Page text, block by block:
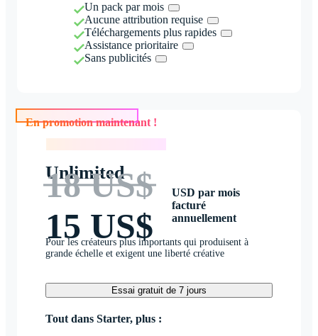
Un pack par mois
Aucune attribution requise
Téléchargements plus rapides
Assistance prioritaire
Sans publicités
En promotion maintenant !
Unlimited
18 US$
15 US$
USD par mois
facturé
annuellement
Pour les créateurs plus importants qui produisent à
grande échelle et exigent une liberté créative
Essai gratuit de 7 jours
Tout dans Starter, plus :